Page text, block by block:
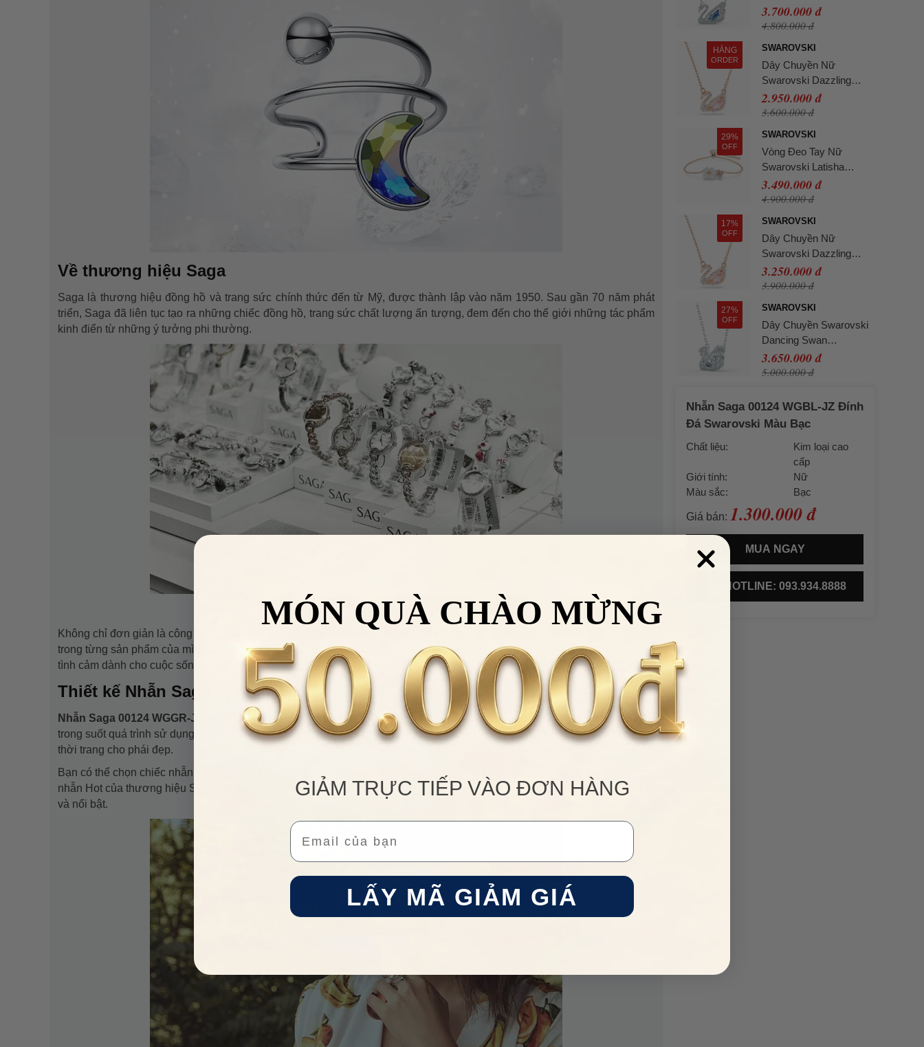
Về thương hiệu Saga
Saga là thương hiệu đồng hồ và trang sức chính thức đến từ Mỹ, được thành lập vào năm 1950. Sau gần 70 năm phát
triển, Saga đã liên tục tạo ra những chiếc đồng hồ, trang sức chất lượng ấn tượng, đem đến cho thế giới những tác phẩm
kinh điển từ những ý tưởng phi thường.
Không chỉ đơn giản là công việc sản xuất đồng hồ, mà Saga còn gửi gắm sự thăng hoa của thời gian và duy trì sức sống
trong từng sản phẩm của mình. Có thể nói Saga không đơn thuần là một thương hiệu, đó còn là câu chuyện chan chứa
tình cảm dành cho cuộc sống của bạn.
Thiết kế Nhẫn Saga 00124 WGGR-JZ Đính Đá Swarovski
Nhẫn Saga 00124 WGGR-JZ Đính Đá Swarovski được làm bằng chất liệu mạ kim loại cao cấp, sang trọng, bền đẹp
trong suốt quá trình sử dụng. Mặt nhẫn thiết kế độc đáo, mặt nhẫn đính pha lê Swarovski vác cạnh tone màu chuyển sắc
thời trang cho phái đẹp.
Bạn có thể chọn chiếc nhẫn này làm quà tặng cho người thân, bạn bè hoặc chính mình vào một dịp đặc biệt. Đây là chiếc
nhẫn Hot của thương hiệu Saga dành cho những cô nàng yêu thích sự trẻ trung, năng động nhưng không kém phần tinh tế
và nổi bật.
Swan Necklace, Blue,
Rhodium Plated
3.700.000 đ
4.800.000 đ
HÀNG
ORDER
SWAROVSKI
Dây Chuyền Nữ
Swarovski Dazzling
Swan Necklace Multi-
Colored Rose-Gold Tone
Vàng Hồng
2.950.000 đ
3.600.000 đ
29%
OFF
SWAROVSKI
Vòng Đeo Tay Nữ
Swarovski Latisha
Bracelet Flower,
Multicolored, Rose Gold-
Màu Vàng Hồng
3.490.000 đ
4.900.000 đ
17%
OFF
SWAROVSKI
Dây Chuyền Nữ
Swarovski Dazzling
Swan Necklace Multi-
Colored Rose-Gold Tone
Vàng Hồng
3.250.000 đ
3.900.000 đ
27%
OFF
SWAROVSKI
Dây Chuyền Swarovski
Dancing Swan
Necklace, White,
Rhodium Plated
3.650.000 đ
5.000.000 đ
Nhẫn Saga 00124 WGBL-JZ Đính
Đá Swarovski Màu Bạc
Chất liệu:
Kim loại cao
cấp
Giới tính:
Nữ
Màu sắc:
Bạc
Giá bán: 1.300.000 đ
MUA NGAY
HOTLINE: 093.934.8888
MÓN QUÀ CHÀO MỪNG
GIẢM TRỰC TIẾP VÀO ĐƠN HÀNG
Email
LẤY MÃ GIẢM GIÁ